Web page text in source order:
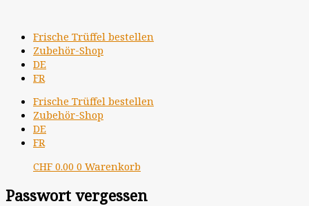
springenFrische Trüffel bestellen
Zubehör-Shop
DE
FR
Frische Trüffel bestellen
Zubehör-Shop
DE
FR
CHF 0.00 0 Warenkorb
Passwort vergessen